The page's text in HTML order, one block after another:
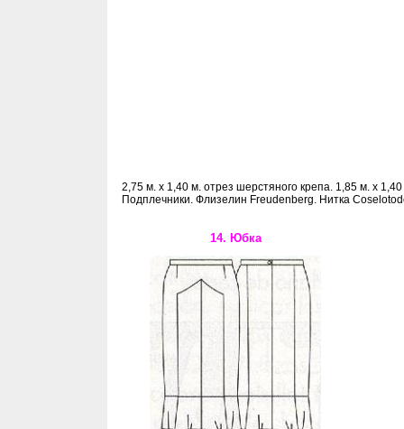
2,75 м. х 1,40 м. отрез шерстяного крепа. 1,85 м. х
Подплечники. Флизелин Freudenberg. Нитка
14. Юбка